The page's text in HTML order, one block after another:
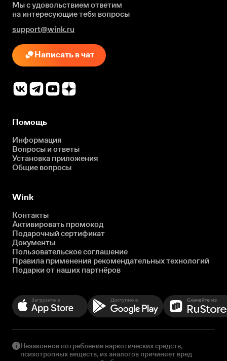
Мы с удовольствием ответим
на интересующиетебя вопросы
support@wink.ru
Написать в чат
Помощь
Информация
Вопросы и ответы
Установка приложения
Общие вопросы
Wink
Контакты
Активировать промокод
Подарочный сертификат
Документы
Пользовательское соглашение
Правила применения рекомендательных технологий
Подарки от наших партнёров
Незаконное потребление наркотических средств,
психотропных веществ, их аналогов причиняет вред